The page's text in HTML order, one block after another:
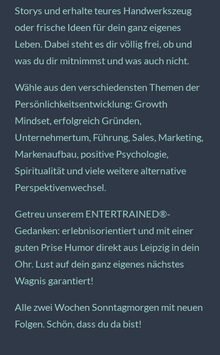
Storys und erhalte teures Handwerkszeug
oder frische Ideen für dein ganz eigenes
Leben. Dabei steht es dir völlig frei, ob und
was du dir mitnimmst und was auch nicht.
Wähle aus den verschiedensten Themen der
Persönlichkeitsentwicklung: Growth
Mindset, erfolgreich Gründen,
Unternehmertum, Führung, Sales, Marketing,
Markenaufbau, positive Psychologie,
Spiritualität und viele weitere alternative
Perspektivenwechsel.
Getreu unserem ENTERTRAINED®-
Gedanken: erlebnisorientiert und mit einer
guten Prise Humor direkt aus Leipzig in dein
Ohr. Lust auf dein ganz eigenes nächstes
Wagnis garantiert!
Alle zwei Wochen Sonntagmorgen mit neuen
Folgen. Schön, dass du da bist!